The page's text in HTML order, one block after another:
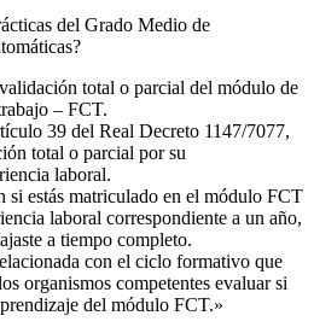
del Grado Medio de
total o parcial del módulo de
– FCT.
39 del Real Decreto 1147/7077,
total o parcial por su
laboral.
si estás matriculado en el módulo FCT
laboral correspondiente a un año,
a tiempo completo.
con el ciclo formativo que
organismos competentes evaluar si
del módulo FCT.»